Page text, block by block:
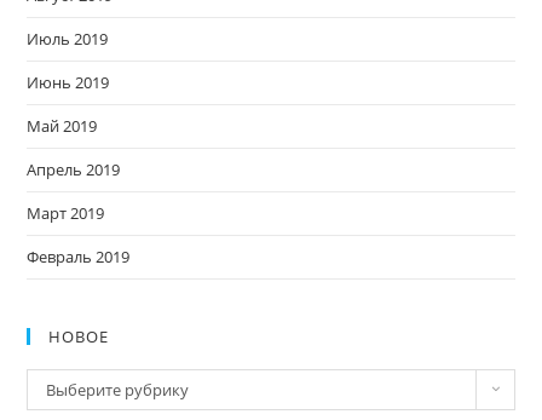
Июль 2019
Июнь 2019
Май 2019
Апрель 2019
Март 2019
Февраль 2019
НОВОЕ
Новое
Выберите рубрику